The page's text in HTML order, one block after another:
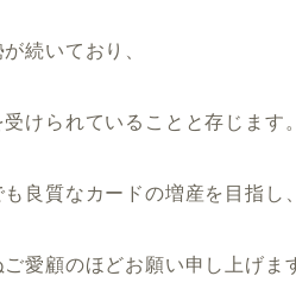
続いており、
けられていることと存じます。
良質なカードの増産を目指し
愛顧のほどお願い申し上げま